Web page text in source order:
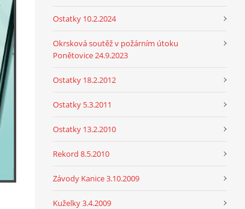
Ostatky 10.2.2024
Okrsková soutěž v požárním útoku
Ponětovice 24.9.2023
Ostatky 18.2.2012
Ostatky 5.3.2011
Ostatky 13.2.2010
Rekord 8.5.2010
Závody Kanice 3.10.2009
Kuželky 3.4.2009